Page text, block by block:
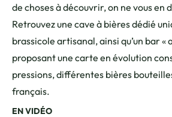
de choses à découvrir, on ne vous en
Retrouvez une cave à bières dédié
brassicole artisanal, ainsi qu’un bar «
proposant une carte en évolution
pressions, différentes bières
français.
EN VIDÉO